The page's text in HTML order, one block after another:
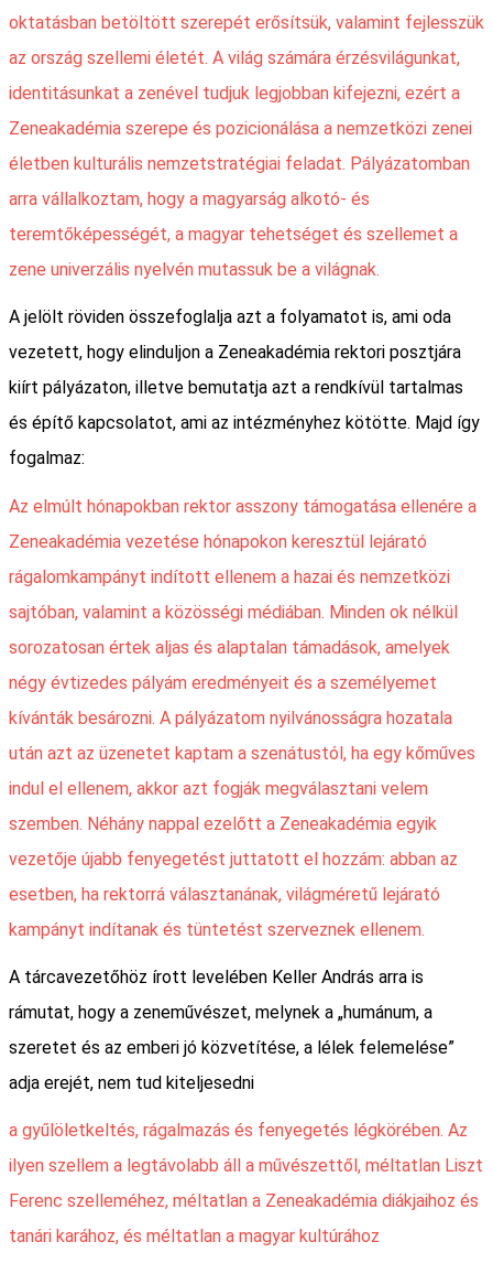
oktatásban betöltött szerepét erősítsük, valamint fejlesszük
az ország szellemi életét. A világ számára érzésvilágunkat,
identitásunkat a zenével tudjuk legjobban kifejezni, ezért a
Zeneakadémia szerepe és pozicionálása a nemzetközi zenei
életben kulturális nemzetstratégiai feladat. Pályázatomban
arra vállalkoztam, hogy a magyarság alkotó- és
teremtőképességét, a magyar tehetséget és szellemet a
zene univerzális nyelvén mutassuk be a világnak.
A jelölt röviden összefoglalja azt a folyamatot is, ami oda
vezetett, hogy elinduljon a Zeneakadémia rektori posztjára
kiírt pályázaton, illetve bemutatja azt a rendkívül tartalmas
és építő kapcsolatot, ami az intézményhez kötötte. Majd így
fogalmaz:
Az elmúlt hónapokban rektor asszony támogatása ellenére a
Zeneakadémia vezetése hónapokon keresztül lejárató
rágalomkampányt indított ellenem a hazai és nemzetközi
sajtóban, valamint a közösségi médiában. Minden ok nélkül
sorozatosan értek aljas és alaptalan támadások, amelyek
négy évtizedes pályám eredményeit és a személyemet
kívánták besározni. A pályázatom nyilvánosságra hozatala
után azt az üzenetet kaptam a szenátustól, ha egy kőműves
indul el ellenem, akkor azt fogják megválasztani velem
szemben. Néhány nappal ezelőtt a Zeneakadémia egyik
vezetője újabb fenyegetést juttatott el hozzám: abban az
esetben, ha rektorrá választanának, világméretű lejárató
kampányt indítanak és tüntetést szerveznek ellenem.
A tárcavezetőhöz írott levelében Keller András arra is
rámutat, hogy a zeneművészet, melynek a „humánum, a
szeretet és az emberi jó közvetítése, a lélek felemelése”
adja erejét, nem tud kiteljesedni
a gyűlöletkeltés, rágalmazás és fenyegetés légkörében. Az
ilyen szellem a legtávolabb áll a művészettől, méltatlan Liszt
Ferenc szelleméhez, méltatlan a Zeneakadémia diákjaihoz és
tanári karához, és méltatlan a magyar kultúrához